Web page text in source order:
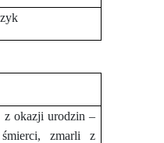
z okazji urodzin –
zmarli z